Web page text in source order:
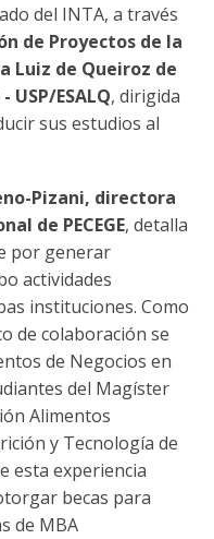
del INTA, a través
de Proyectos de la
Luiz de Queiroz de
USP/ESALQ, dirigida
sus estudios al
Pizani, directora
de PECEGE, detalla
por generar
actividades
instituciones. Como
de colaboración se
de Negocios en
del Magíster
Alimentos
y Tecnología de
esta experiencia
becas para
de MBA